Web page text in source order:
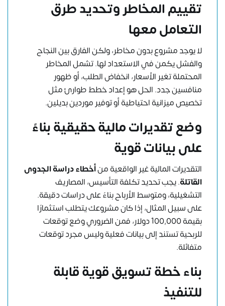
تقييم المخاطر وتحديد طرق
التعامل معها
لا يوجد مشروع بدون مخاطر، ولكن الفارق بين النجاح
والفشل يكمن في الاستعداد لها. تشمل المخاطر
المحتملة تغير الأسعار، انخفاض الطلب، أو ظهور
منافسين جدد. الحل هو إعداد خطط طوارئ مثل
تخصيص ميزانية احتياطية أو توفير موردين بديلين.
وضع تقديرات مالية حقيقية بناءً
على بيانات قوية
التقديرات المالية غير الواقعية منأخطاء دراسة الجدوى
القاتلة. يجب تحديد تكلفة التأسيس، المصاريف
التشغيلية، ومتوسط الأرباح بناءً على دراسات دقيقة.
على سبيل المثال، إذا كان مشروعك يتطلب استثمارًا
بقيمة 100,000 دولار، فمن الضروري وضع توقعات
للربحية تستند إلى بيانات فعلية وليس مجرد توقعات
متفائلة.
بناء خطة تسويق قوية قابلة
للتنفيذ